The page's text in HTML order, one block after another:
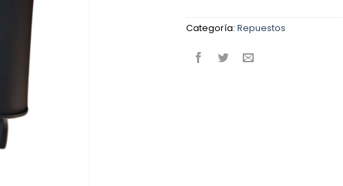
Categoría: Repuestos